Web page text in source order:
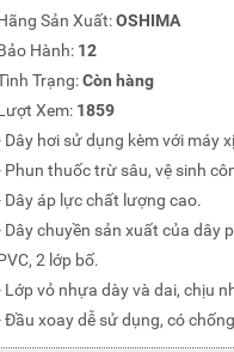
Sản Xuất:OSHIMA
Hành: 12
Trạng:Còn hàng
Xem: 1859
Dây hơi sử dụng kèm với máy
Phun thuốc trừ sâu, vệ sinh
Dây áp lực chất lượng cao.
Dây chuyền sản xuất của dây
2 lớp bố.
Lớp vỏ nhựa dày và dai, chịu
Đầu xoay dễ sử dụng, có